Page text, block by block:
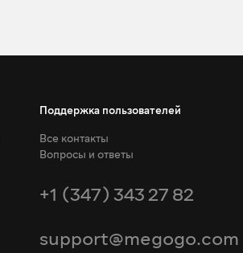
Поддержка пользователей
Все контакты
Вопросы и ответы
+1 (347) 343 27 82
support@megogo.com